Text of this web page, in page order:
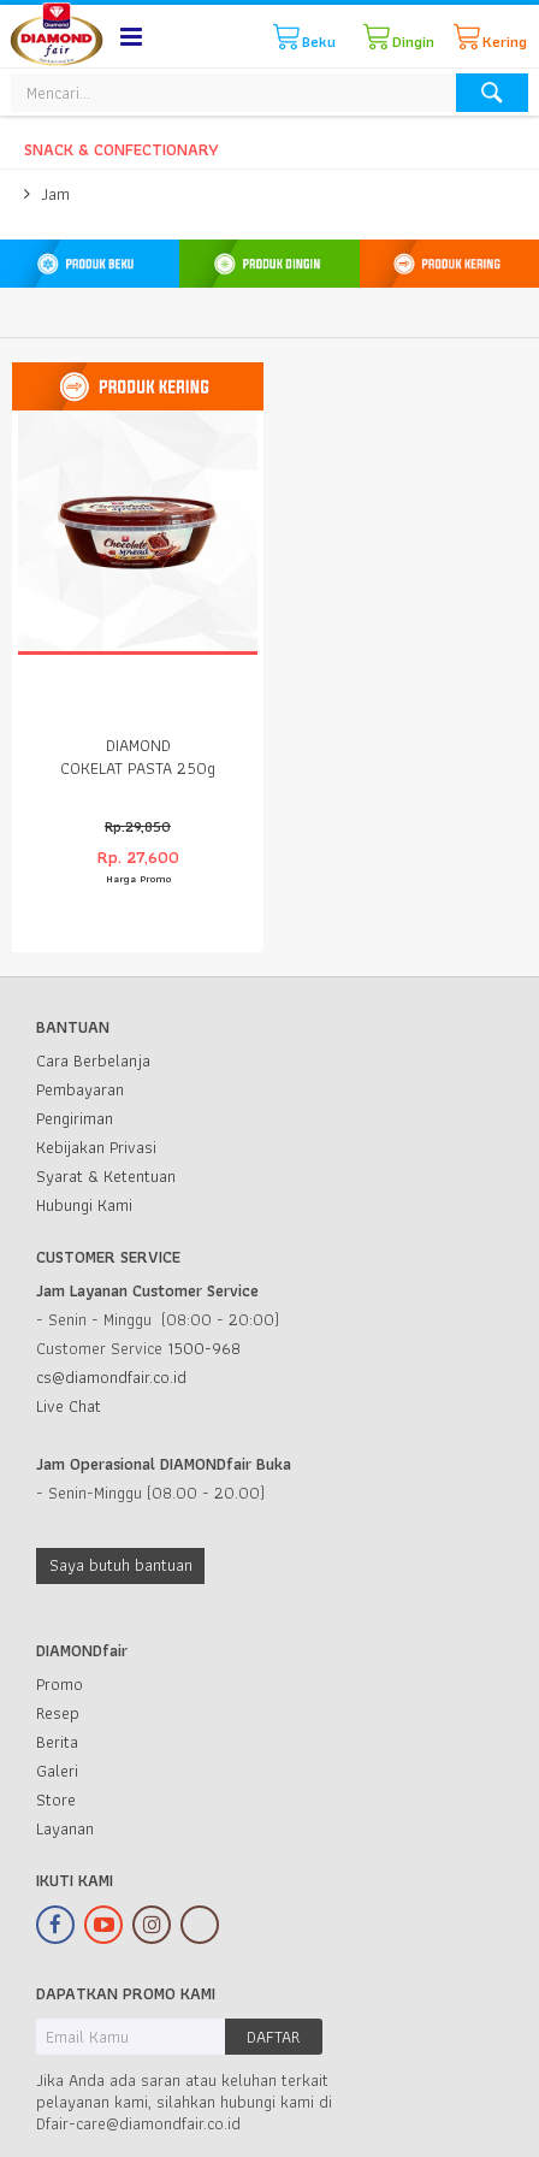
Kering
Dingin
Beku
SNACK & CONFECTIONARY
Jam
DIAMOND
COKELAT PASTA 250g
Rp.29,850
Rp. 27,600
Harga Promo
BANTUAN
Cara Berbelanja
Pembayaran
Pengiriman
Kebijakan Privasi
Syarat & Ketentuan
Hubungi Kami
CUSTOMER SERVICE
Jam Layanan Customer Service
- Senin - Minggu (08:00 - 20:00)
Customer Service 1500-968
cs@diamondfair.co.id
Live Chat
Jam Operasional DIAMONDfair Buka
- Senin-Minggu (08.00 - 20.00)
Saya butuh bantuan
DIAMONDfair
Promo
Resep
Berita
Galeri
Store
Layanan
IKUTI KAMI
DAPATKAN PROMO KAMI
Jika Anda ada saran atau keluhan terkait
pelayanan kami, silahkan hubungi kami di
Dfair-care@diamondfair.co.id